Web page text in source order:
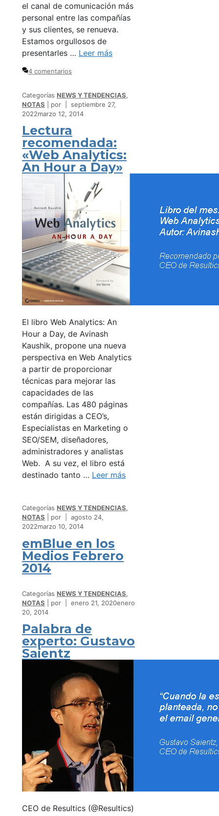
el canal de comunicación más
personal entre las compañías
y sus clientes, se renueva.
Estamos orgullosos de
presentarles … Leer más
4 comentarios
Categorías NEWS Y TENDENCIAS,
NOTAS
por
septiembre 27,
2022marzo 12, 2014
Lectura
recomendada:
«Web Analytics:
An Hour a Day»
El libro Web Analytics: An
Hour a Day, de Avinash
Kaushik, propone una nueva
perspectiva en Web Analytics
a partir de proporcionar
técnicas para mejorar las
capacidades de las
compañías. Las 480 páginas
están dirigidas a CEO’s,
Especialistas en Marketing o
SEO/SEM, diseñadores,
administradores y analistas
Web. A su vez, el libro está
destinado tanto … Leer más
Categorías NEWS Y TENDENCIAS,
NOTAS
por
agosto 24,
2022marzo 10, 2014
emBlue en los
Medios Febrero
2014
Categorías NEWS Y TENDENCIAS,
NOTAS
por enero 21, 2020enero
20, 2014
Palabra de
experto: Gustavo
Saientz
CEO de Resultics (@Resultics)